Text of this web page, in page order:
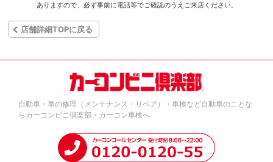
ありますので、必ず事前に電話等でご確認のうえご来店ください。
店舗詳細TOPに戻る
自動車・車の修理（メンテナンス・リペア）・車検など自動車のことな
らカーコンビニ倶楽部・カーコン車検へ